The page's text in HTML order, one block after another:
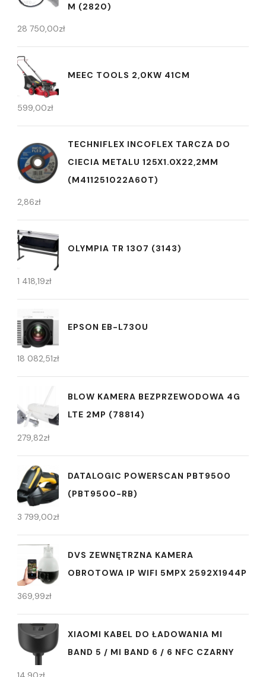
M (2820)
28 750,00zł
MEEC TOOLS 2,0KW 41CM
599,00zł
TECHNIFLEX INCOFLEX TARCZA DO
CIECIA METALU 125X1.0X22,2MM
(M411251022A60T)
2,86zł
OLYMPIA TR 1307 (3143)
1 418,19zł
EPSON EB-L730U
18 082,51zł
BLOW KAMERA BEZPRZEWODOWA 4G
LTE 2MP (78814)
279,82zł
DATALOGIC POWERSCAN PBT9500
(PBT9500-RB)
3 799,00zł
DVS ZEWNĘTRZNA KAMERA
OBROTOWA IP WIFI 5MPX 2592X1944P
369,99zł
XIAOMI KABEL DO ŁADOWANIA MI
BAND 5 / MI BAND 6 / 6 NFC CZARNY